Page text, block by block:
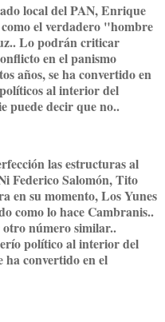
local del PAN, Enrique
el verdadero "hombre
Lo podrán criticar
en el panismo
años, se ha convertido en
al interior del
puede decir que no..
las estructuras al
Federico Salomón, Tito
en su momento, Los Yunes
como lo hace Cambranis..
número similar..
político al interior del
ha convertido en el